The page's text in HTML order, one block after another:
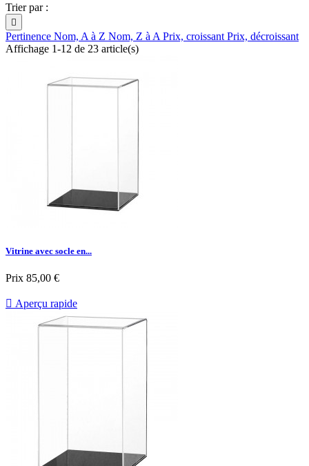
Trier par :

Pertinence Nom, A à Z Nom, Z à A Prix, croissant Prix, décroissant
Affichage 1-12 de 23 article(s)
Vitrine avec socle en...
Prix 85,00 €
 Aperçu rapide